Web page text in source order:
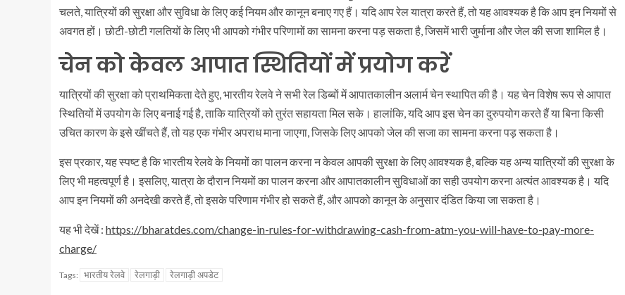
चलते, यात्रियों की सुरक्षा और सुविधा के लिए कई नियम और कानून बनाए गए हैं। यदि आप रेल यात्रा करते हैं, तो यह आवश्यक है कि आप इन नियमों से
अवगत हों। छोटी-छोटी गलतियों के लिए भी आपको गंभीर परिणामों का सामना करना पड़ सकता है, जिसमें भारी जुर्माना और जेल की सजा शामिल है।
चेन को केवल आपात स्थितियों में प्रयोग करें
यात्रियों की सुरक्षा को प्राथमिकता देते हुए, भारतीय रेलवे ने सभी रेल डिब्बों में आपातकालीन अलार्म चेन स्थापित की है। यह चेन विशेष रूप से आपात
स्थितियों में उपयोग के लिए बनाई गई है, ताकि यात्रियों को तुरंत सहायता मिल सके। हालांकि, यदि आप इस चेन का दुरुपयोग करते हैं या बिना किसी
उचित कारण के इसे खींचते हैं, तो यह एक गंभीर अपराध माना जाएगा, जिसके लिए आपको जेल की सजा का सामना करना पड़ सकता है।
इस प्रकार, यह स्पष्ट है कि भारतीय रेलवे के नियमों का पालन करना न केवल आपकी सुरक्षा के लिए आवश्यक है, बल्कि यह अन्य यात्रियों की सुरक्षा के
लिए भी महत्वपूर्ण है। इसलिए, यात्रा के दौरान नियमों का पालन करना और आपातकालीन सुविधाओं का सही उपयोग करना अत्यंत आवश्यक है। यदि
आप इन नियमों की अनदेखी करते हैं, तो इसके परिणाम गंभीर हो सकते हैं, और आपको कानून के अनुसार दंडित किया जा सकता है।
यह भी देखें : https://bharatdes.com/change-in-rules-for-withdrawing-cash-from-atm-you-will-have-to-pay-more-
charge/
Tags: भारतीय रेलवे रेलगाड़ी रेलगाड़ी अपडेट